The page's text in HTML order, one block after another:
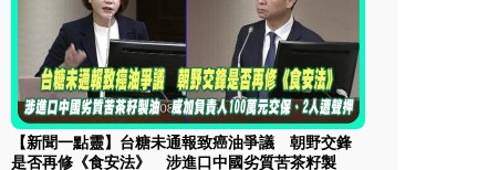
【新聞一點靈】台糖未通報致癌油爭議 朝野交鋒
是否再修《食安法》 涉進口中國劣質苦茶籽製